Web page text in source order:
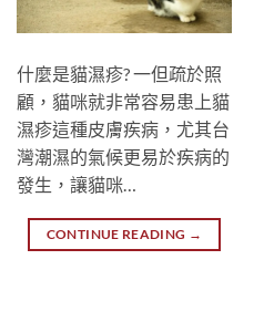
什麼是貓濕疹? 一但疏於照
顧，貓咪就非常容易患上貓
濕疹這種皮膚疾病，尤其台
灣潮濕的氣候更易於疾病的
發生，讓貓咪…
CONTINUE READING →